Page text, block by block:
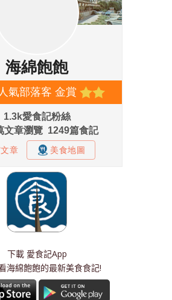
下載 愛食記App
海綿飽飽的最新美食食記!